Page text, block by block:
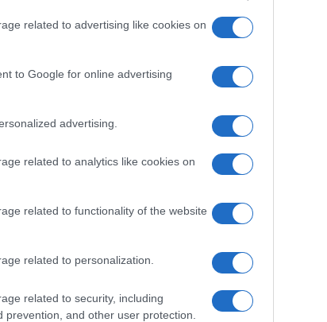
related to advertising like cookies on
to Google for online advertising
advertising.
related to analytics like cookies on
related to functionality of the website
related to personalization.
related to security, including
and other user protection.
entre Rusia y
la frontera de Ucrania.
por Rusia en el este
debido a los avances
Ministro británico ha
cómo funciona y
global
Incendios
y España: la